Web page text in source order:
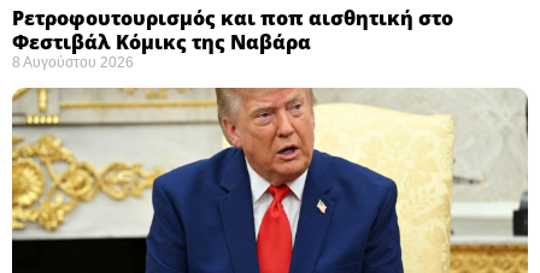
Ρετροφουτουρισμός και ποπ αισθητική στο
Φεστιβάλ Κόμικς της Ναβάρα ​
8 Αυγούστου 2026